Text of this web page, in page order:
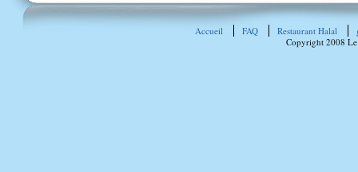
Accueil FAQ Restaurant Halal
Copyright 2008